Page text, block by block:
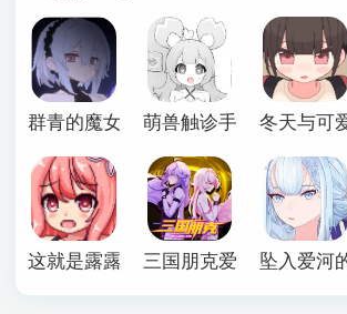
群青的魔女下载安卓萌兽触诊手机版冬天与可
这就是露露的小镇建设三国朋克爱与破坏之神
坠入爱河